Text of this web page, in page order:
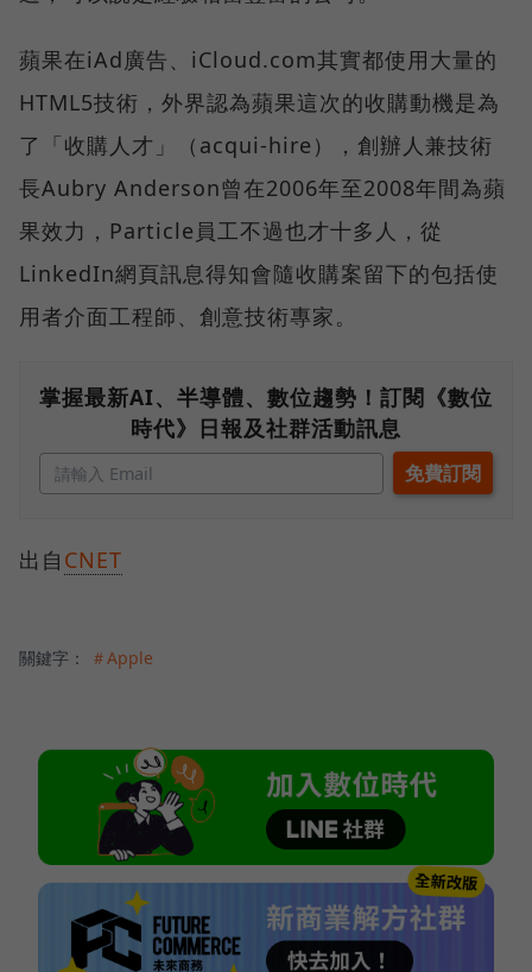
蘋果在iAd廣告、iCloud.com其實都使用大量的
HTML5技術，外界認為蘋果這次的收購動機是為
了「收購人才」（acqui-hire），創辦人兼技術
長Aubry Anderson曾在2006年至2008年間為蘋
果效力，Particle員工不過也才十多人，從
LinkedIn網頁訊息得知會隨收購案留下的包括使
用者介面工程師、創意技術專家。
掌握最新AI、半導體、數位趨勢！訂閱《數位
時代》日報及社群活動訊息
出自 CNET
關鍵字： ＃Apple